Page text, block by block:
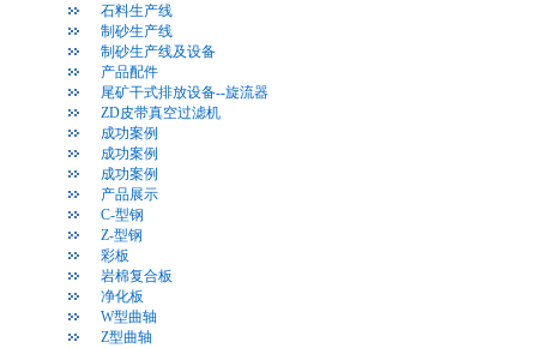
石料生产线
制砂生产线
制砂生产线及设备
产品配件
尾矿干式排放设备--旋流器
ZD皮带真空过滤机
成功案例
成功案例
成功案例
产品展示
C-型钢
Z-型钢
彩板
岩棉复合板
净化板
W型曲轴
Z型曲轴